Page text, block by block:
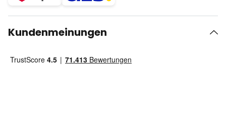
Kundenmeinungen